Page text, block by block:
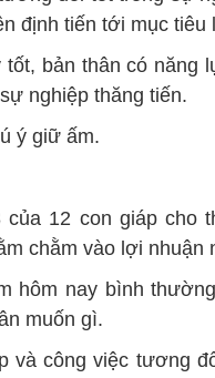
định tiến tới mục tiêu
bản thân có năng
nghiệp thăng tiến.
ý giữ ấm.
12 con giáp cho
chằm vào lợi nhuận
hôm nay bình
muốn gì.
và công việc tương